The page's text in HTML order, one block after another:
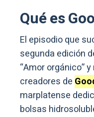
Qué es
El episodio que
segunda edición
“Amor orgánico”
creadores de
marplatense
bolsas